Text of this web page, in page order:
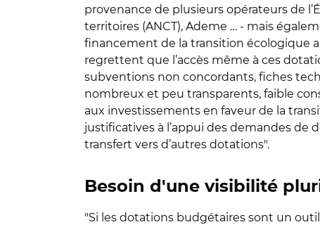
provenance de plusieurs opérateurs de
territoires (ANCT), Ademe … - mais
financement de la transition écologique
regrettent que l’accès même à ces
subventions non concordants, fiches
nombreux et peu transparents, faible
aux investissements en faveur de la
justificatives à l’appui des demandes de
transfert vers d’autres dotations".
Besoin d'une visibilité
"Si les dotations budgétaires sont un